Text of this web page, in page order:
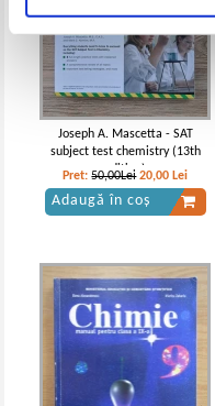
Joseph A. Mascetta - SAT
subject test chemistry (13th
edition)
Pret:50,00Lei 20,00 Lei
Adaugă în coș